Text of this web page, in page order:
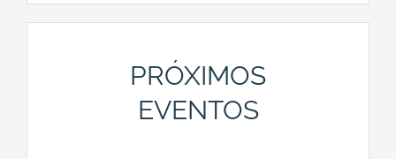
PRÓXIMOS
EVENTOS